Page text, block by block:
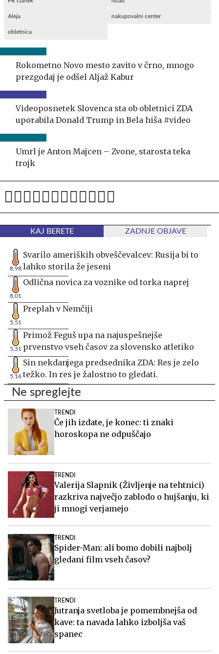
Aleja nakupovalni center
obletnica
Rokometno Novo mesto zavito v črno, mnogo
prezgodaj je odšel Aljaž Kabur
Videoposnetek Slovenca sta ob obletnici ZDA
uporabila Donald Trump in Bela hiša #video
Umrl je Anton Majcen – Zvone, starosta teka
trojk
KAJ BERETE ZADNJE OBJAVE
8,98
Svarilo ameriških obveščevalcev: Rusija bi to
lahko storila že jeseni
8,01
Odlična novica za voznike od torka naprej
5,51
Preplah v Nemčiji
5,31
Primož Feguš upa na najuspešnejše
prvenstvo vseh časov za slovensko atletiko
5,16
Sin nekdanjega predsednika ZDA: Res je zelo
težko. In res je žalostno to gledati.
Ne spreglejte
TRENDI
Če jih izdate, je konec: ti znaki
horoskopa ne odpuščajo
TRENDI
Valerija Slapnik (Življenje na tehtnici)
razkriva največjo zablodo o hujšanju, ki
ji mnogi verjamejo
TRENDI
Spider-Man: ali bomo dobili najbolj
gledani film vseh časov?
TRENDI
Jutranja svetloba je pomembnejša od
kave: ta navada lahko izboljša vaš
spanec